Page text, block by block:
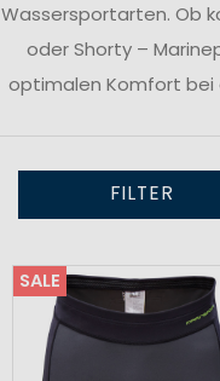
Wassersportarten. Ob
oder Shorty –
optimalen Komfort bei
FILTER
SALE